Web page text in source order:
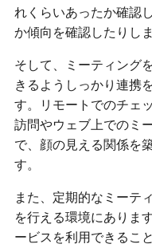
れくらいあったか確認
か傾向を確認したりしま
そして、ミーティング
きるようしっかり連携
す。リモートでのチェ
訪問やウェブ上でのミ
で、顔の見える関係を
す。
また、定期的なミーテ
を行える環境にありま
ービスを利用できるこ